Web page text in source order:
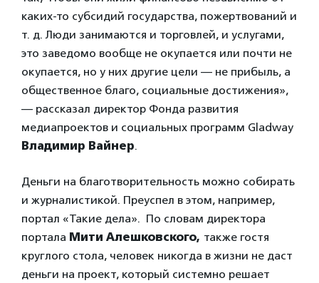
каких-то субсидий государства, пожертвований и
т. д. Люди занимаются и торговлей, и услугами,
это заведомо вообще не окупается или почти не
окупается, но у них другие цели — не прибыль, а
общественное благо, социальные достижения»,
— рассказал директор Фонда развития
медиапроектов и социальных программ Gladway
Владимир Вайнер.
Деньги на благотворительность можно собирать
и журналистикой. Преуспел в этом, например,
портал «Такие дела». По словам директора
портала Мити Алешковского, также гостя
круглого стола, человек никогда в жизни не даст
деньги на проект, который системно решает